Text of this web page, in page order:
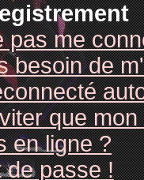
pas me
besoin de
que
en ligne ?
de passe !